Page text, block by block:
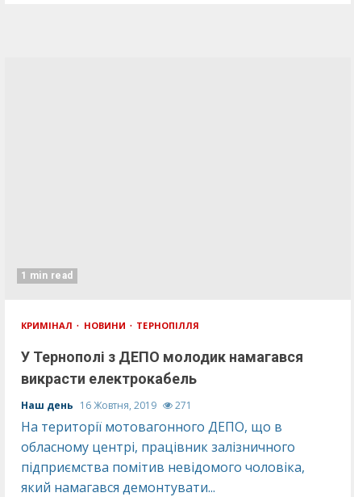
1 min read
КРИМІНАЛ НОВИНИ ТЕРНОПІЛЛЯ
У Тернополі з ДЕПО молодик намагався
викрасти електрокабель
Наш день 16 Жовтня, 2019 271
На території мотовагонного ДЕПО, що в
обласному центрі, працівник залізничного
підприємства помітив невідомого чоловіка,
який намагався демонтувати...